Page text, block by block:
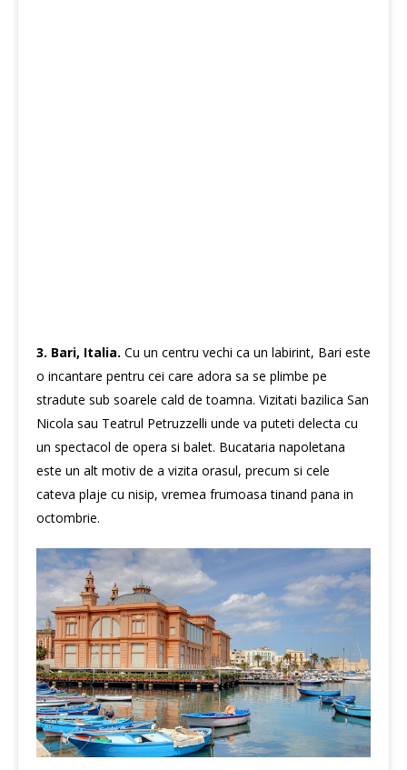
3. Bari, Italia. Cu un centru vechi ca un labirint, Bari este
o incantare pentru cei care adora sa se plimbe pe
stradute sub soarele cald de toamna. Vizitati bazilica San
Nicola sau Teatrul Petruzzelli unde va puteti delecta cu
un spectacol de opera si balet. Bucataria napoletana
este un alt motiv de a vizita orasul, precum si cele
cateva plaje cu nisip, vremea frumoasa tinand pana in
octombrie.